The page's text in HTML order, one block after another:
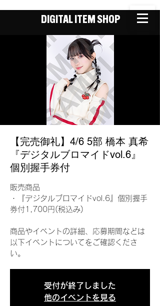
DIGITAL ITEM SHOP
【完売御礼】4/6 5部 橋本 真希
『デジタルブロマイドvol.6』
個別握手券付
販売商品
・『デジタルブロマイドvol.6』個別握手
券付1,700円(税込み)
商品やイベントの詳細、応募期間などは
以下イベントについてをご確認くださ
い。
受付が終了しました
他のイベントを見る